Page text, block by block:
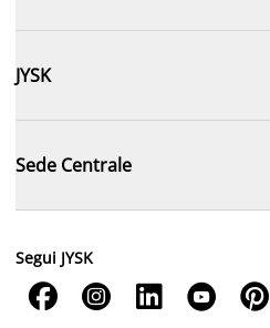
JYSK
Sede Centrale
Segui JYSK
    